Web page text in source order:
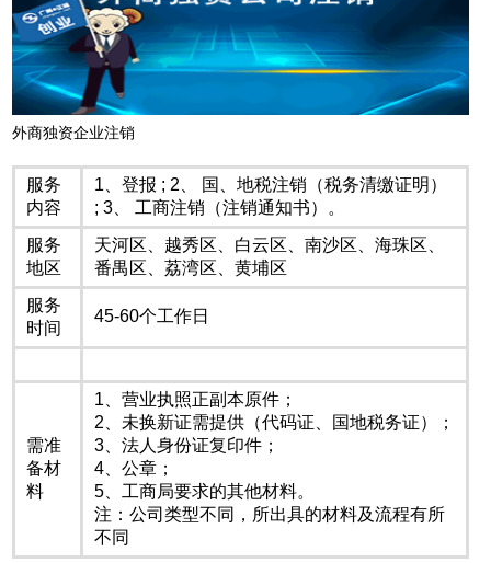
外商独资企业注销
服务
内容
1、登报 ; 2、 国、地税注销（税务清缴证明）
; 3、 工商注销（注销通知书）。
服务
地区
天河区、越秀区、白云区、南沙区、海珠区、
番禺区、荔湾区、黄埔区
服务
时间
45-60个工作日
需准
备材
料
1、营业执照正副本原件；
2、未换新证需提供（代码证、国地税务证）；
3、法人身份证复印件；
4、公章；
5、工商局要求的其他材料。
注：公司类型不同，所出具的材料及流程有所
不同